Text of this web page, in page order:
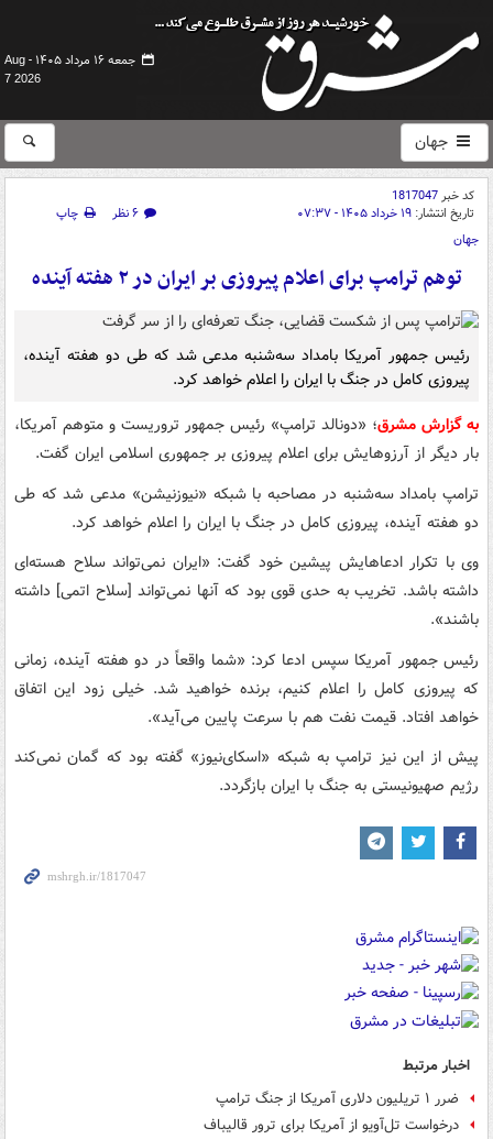
جمعه ۱۶ مرداد ۱۴۰۵ -
Aug
7 2026
جهان
کد خبر1817047
تاریخ انتشار: ۱۹ خرداد ۱۴۰۵ - ۰۷:۳۷ ۶ نظر
چاپ
جهان
توهم ترامپ برای اعلام پیروزی بر ایران در ۲ هفته آینده
رئیس جمهور آمریکا بامداد سه‌شنبه مدعی شد که طی دو هفته آینده،
پیروزی کامل در جنگ با ایران را اعلام خواهد کرد.
به گزارش مشرق؛ «دونالد ترامپ» رئیس جمهور تروریست و متوهم آمریکا،
بار دیگر از آرزوهایش برای اعلام پیروزی بر جمهوری اسلامی ایران گفت.
ترامپ بامداد سه‌شنبه در مصاحبه با شبکه «نیوزنیشن» مدعی شد که طی
دو هفته آینده، پیروزی کامل در جنگ با ایران را اعلام خواهد کرد.
وی با تکرار ادعاهایش پیشین خود گفت: «ایران نمی‌تواند سلاح هسته‌ای
داشته باشد. تخریب به حدی قوی بود که آنها نمی‌تواند [سلاح اتمی] داشته
باشند».
رئیس جمهور آمریکا سپس ادعا کرد: «شما واقعاً در دو هفته آینده، زمانی
که پیروزی کامل را اعلام کنیم، برنده خواهید شد. خیلی زود این اتفاق
خواهد افتاد. قیمت نفت هم با سرعت پایین می‌آید».
پیش از این نیز ترامپ به شبکه «اسکای‌نیوز» گفته بود که گمان نمی‌کند
رژیم صهیونیستی به جنگ با ایران بازگردد.
اخبار مرتبط
ضرر ۱ تریلیون دلاری آمریکا از جنگ ترامپ
درخواست تل‌آویو از آمریکا برای ترور قالیباف